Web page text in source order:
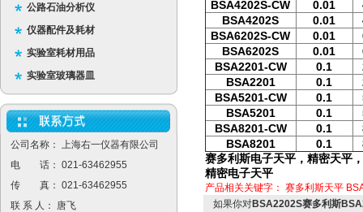
公路石油分析仪
仪器配件及耗材
实验室耗材用品
实验室玻璃器皿
公司名称： 上海右一仪器有限公司
电 话： 021-63462955
传 真： 021-63462955
联 系 人： 唐飞
BSA4202S-CW
0.01
BSA4202S
0.01
BSA6202S-CW
0.01
BSA6202S
0.01
BSA2201-CW
0.1
BSA2201
0.1
BSA5201-CW
0.1
BSA5201
0.1
BSA8201-CW
0.1
BSA8201
0.1
赛多利斯电子天平，精密天平
精密电子天平
产品相关关键字： 赛多利斯天平
如果你对BSA2202S赛多利斯